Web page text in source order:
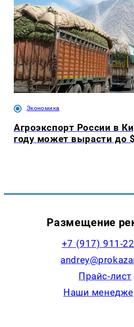
Экономика
Агроэкспорт России в
году может вырасти до
Размещение
+7 (917) 911-
Прайс-лист
Наши